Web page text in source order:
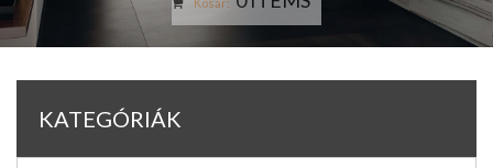
Kosár:
KATEGÓRIÁK